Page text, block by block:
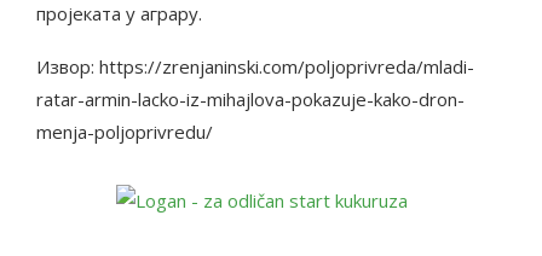
пројеката у аграру.
Извор: https://zrenjaninski.com/poljoprivreda/mladi-
ratar-armin-lacko-iz-mihajlova-pokazuje-kako-dron-
menja-poljoprivredu/